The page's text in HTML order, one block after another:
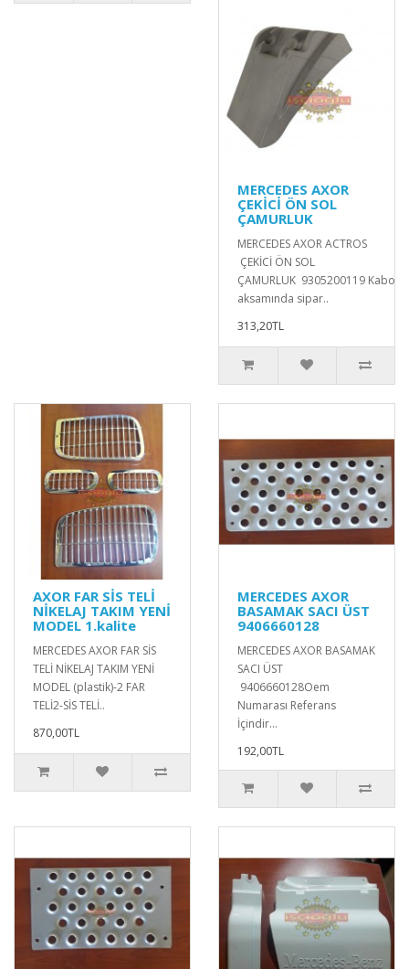
MERCEDES AXOR
ÇEKİCİ ÖN SOL
ÇAMURLUK
MERCEDES AXOR ACTROS
ÇEKİCİ ÖN SOL
ÇAMURLUK 9305200119 Kaborta
aksamında sipar..
313,20TL
AXOR FAR SİS TELİ
NİKELAJ TAKIM YENİ
MODEL 1.kalite
MERCEDES AXOR FAR SİS
TELİ NİKELAJ TAKIM YENİ
MODEL (plastik)-2 FAR
TELİ2-SİS TELİ..
870,00TL
MERCEDES AXOR
BASAMAK SACI ÜST
9406660128
MERCEDES AXOR BASAMAK
SACI ÜST
9406660128Oem
Numarası Referans
İçindir...
192,00TL